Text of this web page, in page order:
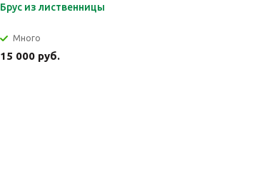
Брус из лиственницы
Много
15 000 руб.